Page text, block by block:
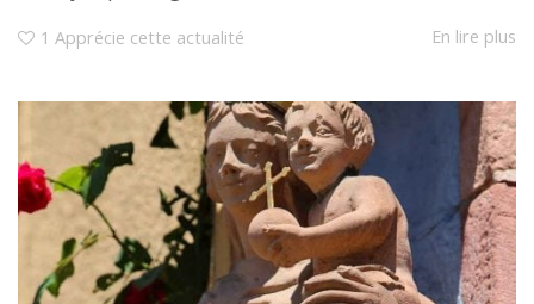
1 Apprécie cette actualité En lire plus